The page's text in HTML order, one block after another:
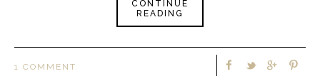
CONTINUE
READING
1 COMMENT